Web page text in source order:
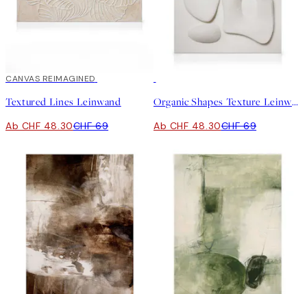
30%*
CANVAS REIMAGINED
Textured Lines Leinwand
Ab CHF 48.30CHF 69
Organic Shapes Texture Leinwand
Ab CHF 48.30CHF 69